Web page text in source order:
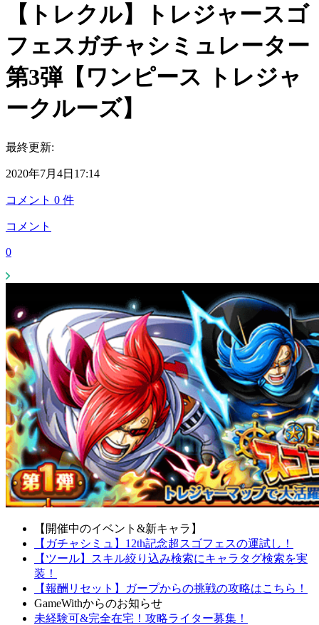
【トレクル】トレジャースゴ
フェスガチャシミュレーター
第3弾【ワンピース トレジャ
ークルーズ】
最終更新:
2020年7月4日17:14
コメント 0 件
コメント
0
【開催中のイベント&新キャラ】
【ガチャシミュ】12th記念超スゴフェスの運試し！
【ツール】スキル絞り込み検索にキャラタグ検索を実
装！
【報酬リセット】ガープからの挑戦の攻略はこちら！
GameWithからのお知らせ
未経験可&完全在宅！攻略ライター募集！